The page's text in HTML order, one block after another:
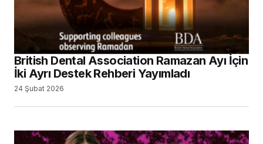
British Dental Association Ramazan Ayı İçin
İki Ayrı Destek Rehberi Yayımladı
24 Şubat 2026